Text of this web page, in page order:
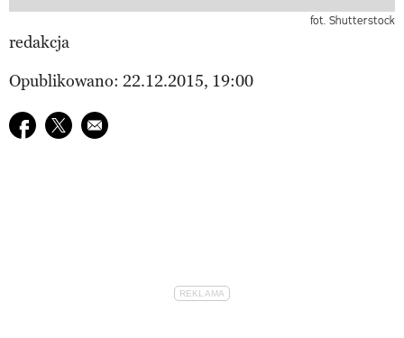
fot. Shutterstock
redakcja
Opublikowano: 22.12.2015, 19:00
Udostępnij na facebook
Udostępnij na twitter
E-mail do przyjaciela